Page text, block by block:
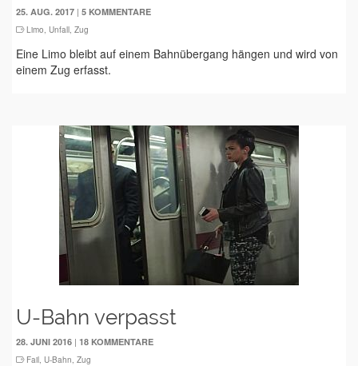
25. AUG. 2017 | 5 KOMMENTARE
Limo, Unfall, Zug
Eine Limo bleibt auf einem Bahnübergang hängen und wird von
einem Zug erfasst.
U-Bahn verpasst
28. JUNI 2016 | 18 KOMMENTARE
Fail, U-Bahn, Zug